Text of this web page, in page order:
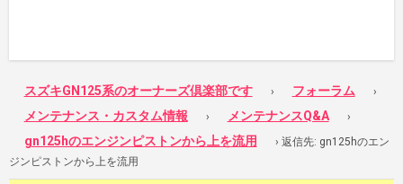
スズキGN125系のオーナーズ倶楽部です › フォーラム ›
メンテナンス・カスタム情報 › メンテナンスQ&A ›
gn125hのエンジンピストンから上を流用 › 返信先: gn125hのエン
ジンピストンから上を流用